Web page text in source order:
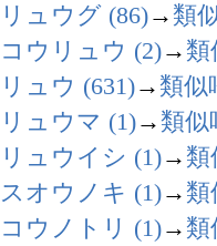
リュウグ (86)→ 類
コウリュウ (2)→ 類
リュウ (631)→ 類似
リュウマ (1)→ 類似
リュウイシ (1)→ 類
スオウノキ (1)→ 類
コウノトリ (1)→ 類